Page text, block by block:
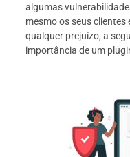
algumas
mesmo os seus
qualquer prejuízo, a
importância de um